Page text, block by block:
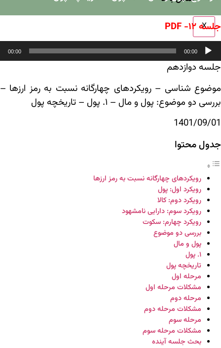
X
جلسه ۱۲- PDF
پخش‌کننده
صوت
00:00
00:00
جلسه دوازدهم
موضوع شناسی – رویکردهای چهارگانه نسبت به رمز ارزها –
بررسی دو موضوع: پول و مال – ۱. پول – تاریخچه پول
1401/09/01
جدول محتوا
رویکردهای چهارگانه نسبت به رمز ارزها
رویکرد اول: پول
رویکرد دوم: کالا
رویکرد سوم: دارایی نامشهود
رویکرد چهارم: سکوت
بررسی دو موضوع
پول و مال
۱. پول
تاریخچه پول
مرحله اول
مشکلات مرحله اول
مرحله دوم
مشکلات مرحله دوم
مرحله سوم
مشکلات مرحله سوم
بحث جلسه آینده